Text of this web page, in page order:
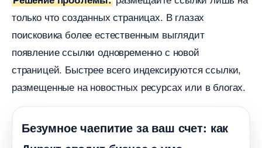
только что созданных страницах. В глазах
поисковика более естественным выглядит
появление ссылки одновременно с новой
страницей. Быстрее всего индексируются ссылки,
размещенные на новостных ресурсах или в блогах.
Безумное чаепитие за ваш счет: как